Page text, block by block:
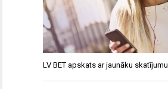
LV BET apskats ar jaunāku skatījumu